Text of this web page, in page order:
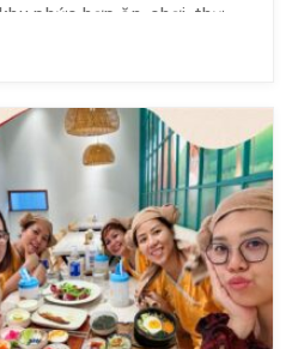
phức hợp ăn, chơi, thư
lượng và tăng cường […]